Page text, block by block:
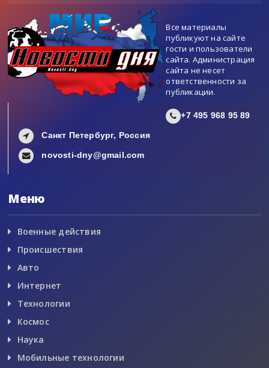
Все материалы
публикуют на сайте
гости и пользователи
сайта. Администрация
сайта не несет
ответственности за
публикации.
+7 495 968 95 89
Санкт Петербург, Россия
novosti-dny@gmail.com
Меню
Военные действия
Происшествия
Авто
Интернет
Технологии
Космос
Наука
Мобильные технологии